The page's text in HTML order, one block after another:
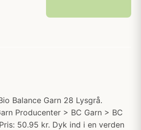
Balance Garn 28 Lysgrå.
Producenter > BC Garn > BC
50.95 kr. Dyk ind i en verden